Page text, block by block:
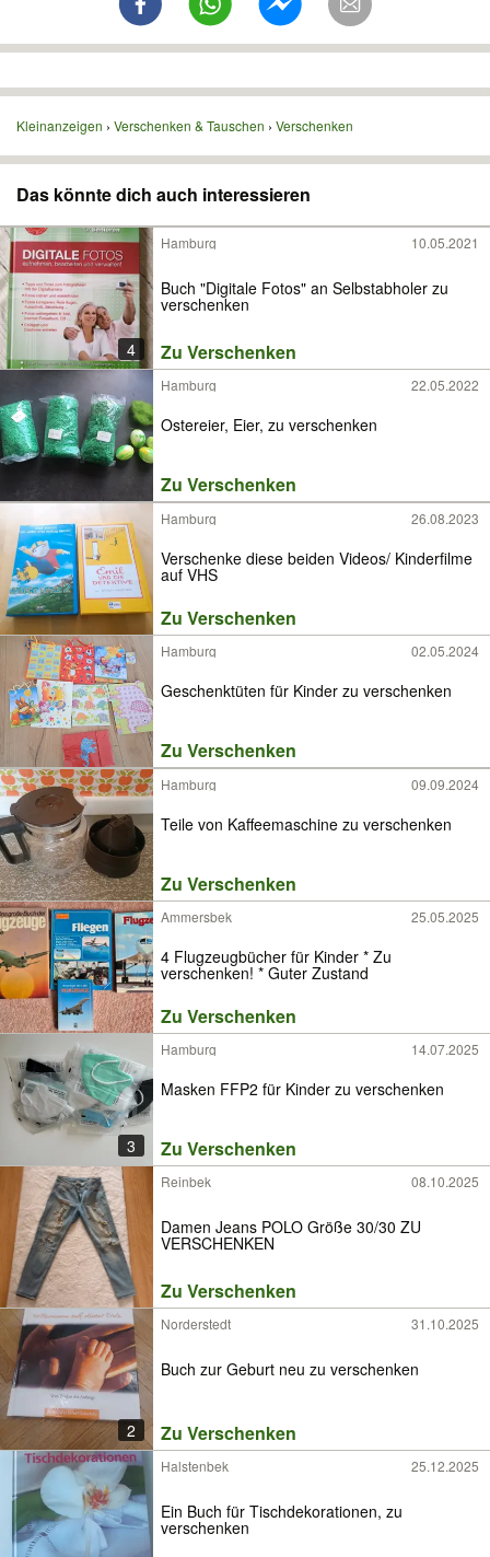
Kleinanzeigen Verschenken & Tauschen Verschenken
Das könnte dich auch interessieren
4
Hamburg 10.05.2021
Buch "Digitale Fotos" an Selbstabholer zu
verschenken
Zu Verschenken
Hamburg 22.05.2022
Ostereier, Eier, zu verschenken
Zu Verschenken
Hamburg 26.08.2023
Verschenke diese beiden Videos/ Kinderfilme
auf VHS
Zu Verschenken
Hamburg 02.05.2024
Geschenktüten für Kinder zu verschenken
Zu Verschenken
Hamburg 09.09.2024
Teile von Kaffeemaschine zu verschenken
Zu Verschenken
Ammersbek 25.05.2025
4 Flugzeugbücher für Kinder * Zu
verschenken! * Guter Zustand
Zu Verschenken
3
Hamburg 14.07.2025
Masken FFP2 für Kinder zu verschenken
Zu Verschenken
Reinbek 08.10.2025
Damen Jeans POLO Größe 30/30 ZU
VERSCHENKEN
Zu Verschenken
2
Norderstedt 31.10.2025
Buch zur Geburt neu zu verschenken
Zu Verschenken
Halstenbek 25.12.2025
Ein Buch für Tischdekorationen, zu
verschenken